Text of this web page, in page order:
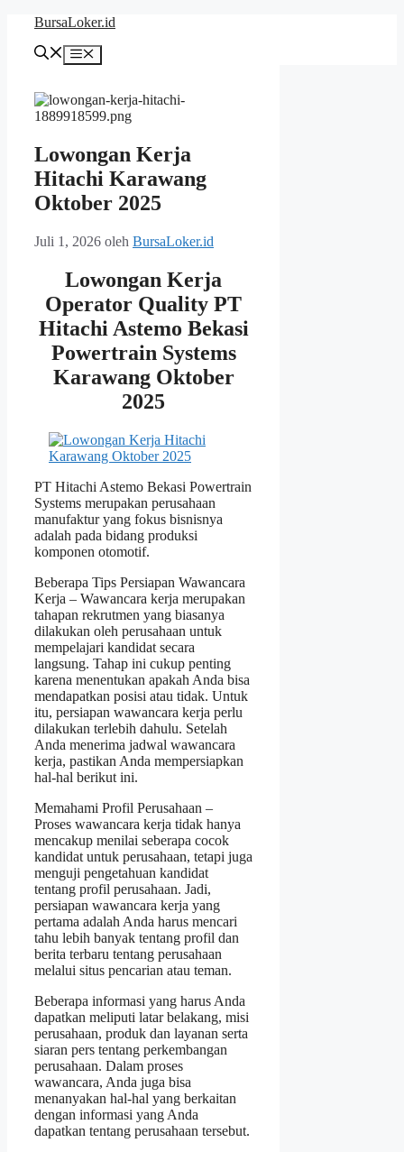
Langsung
BursaLoker.id
Menu
Lowongan Kerja
Hitachi Karawang
Oktober 2025
Juli 1, 2026 oleh BursaLoker.id
Lowongan Kerja
Operator Quality PT
Hitachi Astemo Bekasi
Powertrain Systems
Karawang Oktober
2025
PT Hitachi Astemo Bekasi Powertrain
Systems merupakan perusahaan
manufaktur yang fokus bisnisnya
adalah pada bidang produksi
komponen otomotif.
Beberapa Tips Persiapan Wawancara
Kerja – Wawancara kerja merupakan
tahapan rekrutmen yang biasanya
dilakukan oleh perusahaan untuk
mempelajari kandidat secara
langsung. Tahap ini cukup penting
karena menentukan apakah Anda bisa
mendapatkan posisi atau tidak. Untuk
itu, persiapan wawancara kerja perlu
dilakukan terlebih dahulu. Setelah
Anda menerima jadwal wawancara
kerja, pastikan Anda mempersiapkan
hal-hal berikut ini.
Memahami Profil Perusahaan –
Proses wawancara kerja tidak hanya
mencakup menilai seberapa cocok
kandidat untuk perusahaan, tetapi juga
menguji pengetahuan kandidat
tentang profil perusahaan. Jadi,
persiapan wawancara kerja yang
pertama adalah Anda harus mencari
tahu lebih banyak tentang profil dan
berita terbaru tentang perusahaan
melalui situs pencarian atau teman.
Beberapa informasi yang harus Anda
dapatkan meliputi latar belakang, misi
perusahaan, produk dan layanan serta
siaran pers tentang perkembangan
perusahaan. Dalam proses
wawancara, Anda juga bisa
menanyakan hal-hal yang berkaitan
dengan informasi yang Anda
dapatkan tentang perusahaan tersebut.